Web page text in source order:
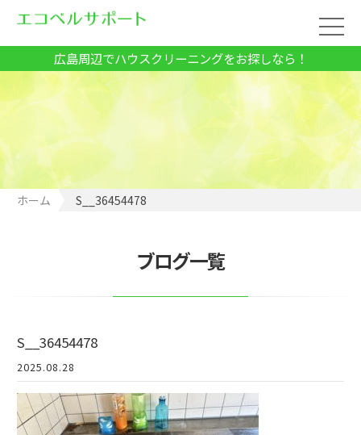
広島周辺でハウスクリーニングをお探しなら！
ホーム S__36454478
ブログ一覧
S__36454478
2025.08.28